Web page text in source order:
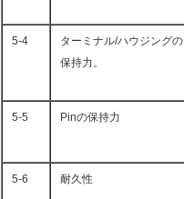
5-4
ターミナル/ハウジングの
保持力。
5-5 Pinの保持力
5-6 耐久性